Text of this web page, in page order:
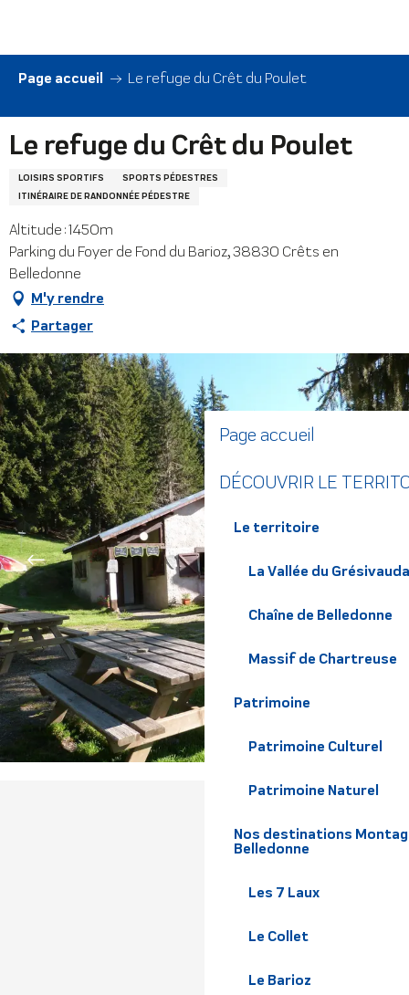
contenu
principal
Page accueil
DÉCOUVRIR LE
Le territoire
La Vallée du
Chaîne de Belledonne
Massif de Chartreuse
Patrimoine
Patrimoine Culturel
Patrimoine Naturel
Nos destinations
Belledonne
Les 7 Laux
Le Collet
Le Barioz
Page accueil Le refuge du Crêt du Poulet
Le refuge du Crêt du Poulet
LOISIRS SPORTIFS
SPORTS PÉDESTRES
ITINÉRAIRE DE RANDONNÉE PÉDESTRE
Altitude : 1450m
Parking du Foyer de Fond du Barioz, 38830 Crêts en
Belledonne
M'y rendre
Partager